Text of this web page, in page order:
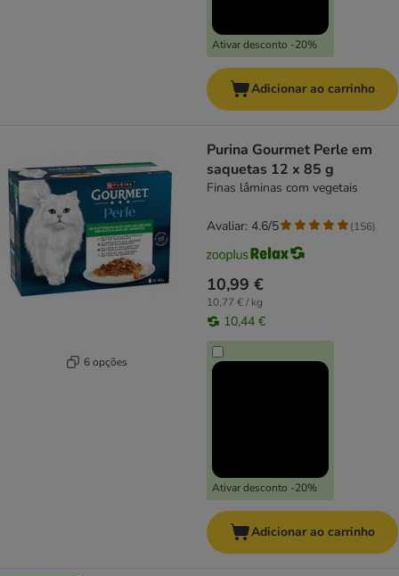
Ativar desconto -20%
Adicionar ao carrinho
6 opções
Purina Gourmet Perle em
saquetas 12 x 85 g
Finas lâminas com vegetais
10,99 €
10,77 € / kg
10,44 €
Ativar desconto -20%
Avaliar: 4.6/5 (156)
Adicionar ao carrinho